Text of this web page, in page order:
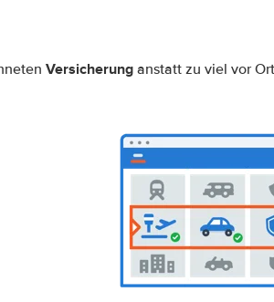
Versicherung anstatt zu viel vor